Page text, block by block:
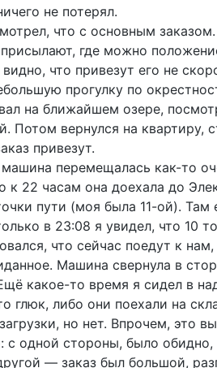
не потерял.
что с основным
присылают, где можно
что привезут его не
прогулку по
на ближайшем озере,
Потом вернулся на квартиру,
привезут.
перемещалась как-то
к 22 часам она доехала до
пути (моя была 11-ой).
в 23:08 я увидел, что 10
что сейчас поедут к нам,
Машина свернула в
какое-то время я сидел в
глюк, либо они поехали на
но нет. Впрочем, это
с одной стороны, было обидно,
— заказ был большой,